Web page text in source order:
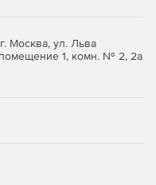
тел вращения.
Москва, ул. Льва
помещение 1, комн. № 2, 2а